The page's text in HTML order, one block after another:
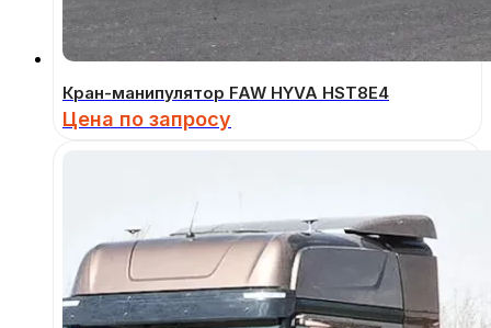
Кран-манипулятор FAW HYVA HST8E4
Цена по запросу